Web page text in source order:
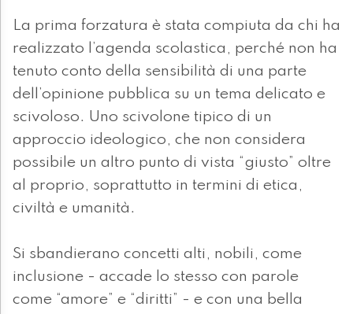
La prima forzatura è stata compiuta da chi ha
realizzato l’agenda scolastica, perché non ha
tenuto conto della sensibilità di una parte
dell’opinione pubblica su un tema delicato e
scivoloso. Uno scivolone tipico di un
approccio ideologico, che non considera
possibile un altro punto di vista “giusto” oltre
al proprio, soprattutto in termini di etica,
civiltà e umanità.
Si sbandierano concetti alti, nobili, come
inclusione - accade lo stesso con parole
come “amore” e “diritti” - e con una bella